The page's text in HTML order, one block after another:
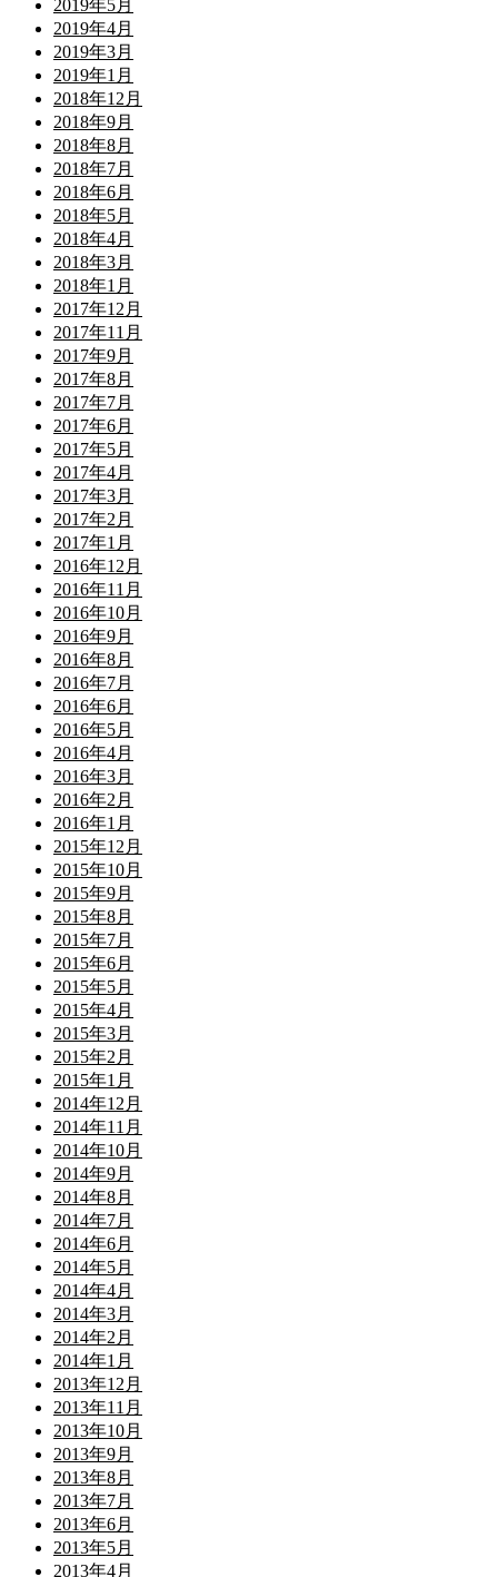
2019年5月
2019年4月
2019年3月
2019年1月
2018年12月
2018年9月
2018年8月
2018年7月
2018年6月
2018年5月
2018年4月
2018年3月
2018年1月
2017年12月
2017年11月
2017年9月
2017年8月
2017年7月
2017年6月
2017年5月
2017年4月
2017年3月
2017年2月
2017年1月
2016年12月
2016年11月
2016年10月
2016年9月
2016年8月
2016年7月
2016年6月
2016年5月
2016年4月
2016年3月
2016年2月
2016年1月
2015年12月
2015年10月
2015年9月
2015年8月
2015年7月
2015年6月
2015年5月
2015年4月
2015年3月
2015年2月
2015年1月
2014年12月
2014年11月
2014年10月
2014年9月
2014年8月
2014年7月
2014年6月
2014年5月
2014年4月
2014年3月
2014年2月
2014年1月
2013年12月
2013年11月
2013年10月
2013年9月
2013年8月
2013年7月
2013年6月
2013年5月
2013年4月